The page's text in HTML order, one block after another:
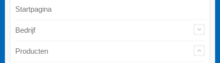
Startpagina
Bedrijf
Producten